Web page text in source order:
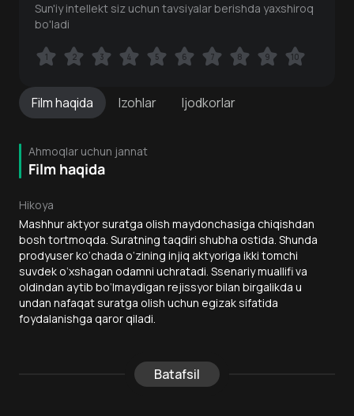
Filmhaqida Izohlar Ijodkorlar
Ahmoqlar uchun jannat
Film haqida
Hikoya
Mashhur aktyor suratga olish maydonchasiga chiqishdan
bosh tortmoqda. Suratning taqdiri shubha ostida. Shunda
prodyuser ko‘chada o‘zining injiq aktyoriga ikki tomchi
suvdek o‘xshagan odamni uchratadi. Ssenariy muallifi va
oldindan aytib bo‘lmaydigan rejissyor bilan birgalikda u
undan nafaqat suratga olish uchun egizak sifatida
foydalanishga qaror qiladi.
Batafsil
Sun'iy intellekt siz uchun tavsiyalar berishda yaxshiroq
bo'ladi
1 2 3 4 5 6 7 8 9 10
1 2 3 4 5 6 7 8 9 10